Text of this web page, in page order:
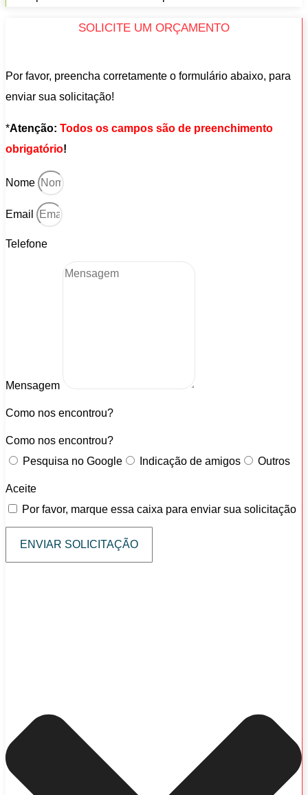
SOLICITE UM ORÇAMENTO
Por favor, preencha corretamente o formulário abaixo, para
enviar sua solicitação!
*Atenção: Todos os campos são de preenchimento
obrigatório!
Nome
Email
Telefone
Mensagem
Como nos encontrou?
Como nos encontrou?
Pesquisa no Google
Indicação de amigos Outros
Aceite
Por favor, marque essa caixa para enviar sua solicitação
ENVIAR SOLICITAÇÃO